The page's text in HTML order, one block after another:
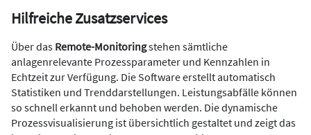
Hilfreiche Zusatzservices
Über das Remote-Monitoringstehen sämtliche
anlagenrelevante Prozessparameter und Kennzahlen in
Echtzeit zur Verfügung. Die Software erstellt automatisch
Statistiken und Trenddarstellungen. Leistungsabfälle können
so schnell erkannt und behoben werden. Die dynamische
Prozessvisualisierung ist übersichtlich gestaltet und zeigt das